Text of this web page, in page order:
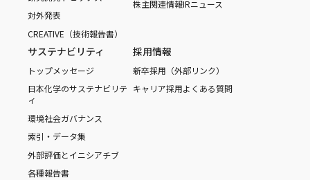
対外発表
CREATIVE（技術報告書）
株主関連情報IRニュース
サステナビリティ
トップメッセージ
日本化学のサステナビリテ
ィ
環境社会ガバナンス
索引・データ集
外部評価とイニシアチブ
各種報告書
採用情報
新卒採用（外部リンク）
キャリア採用よくある質問